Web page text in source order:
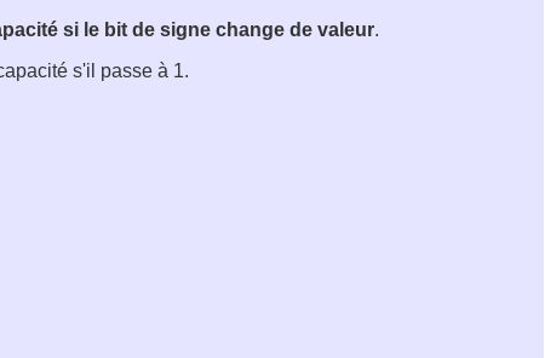
si le bit de signe change de valeur.
s'il passe à 1.